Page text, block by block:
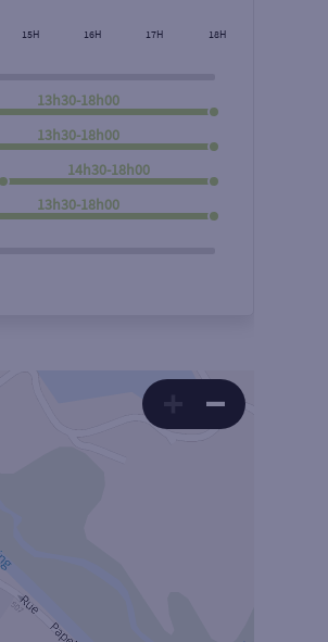
15H 16H 17H 18H
13h30-18h00
13h30-18h00
14h30-18h00
13h30-18h00